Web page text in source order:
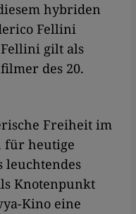
hybriden
Fellini
gilt als
des 20.
Freiheit im
für heutige
leuchtendes
Knotenpunkt
Kino eine